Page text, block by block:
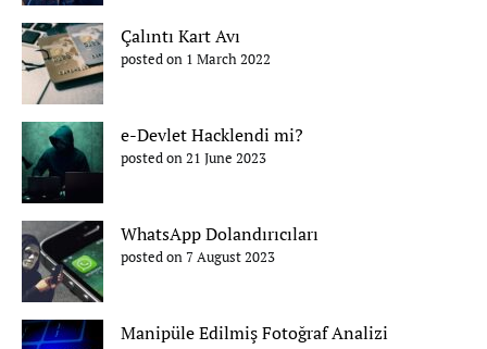
Çalıntı Kart Avı
posted on 1 March 2022
e-Devlet Hacklendi mi?
posted on 21 June 2023
WhatsApp Dolandırıcıları
posted on 7 August 2023
Manipüle Edilmiş Fotoğraf Analizi